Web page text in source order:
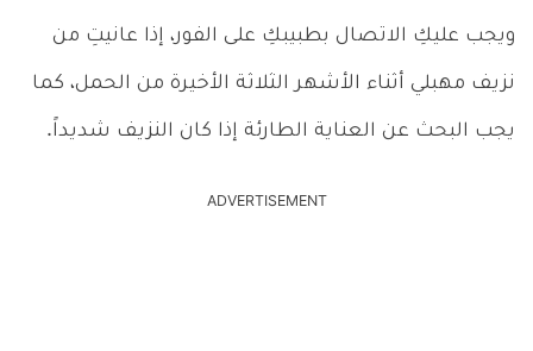
ويجب عليكِ الاتصال بطبيبكِ على الفور، إذا عانيتِ من
نزيف مهبلي أثناء الأشهر الثلاثة الأخيرة من الحمل، كما
يجب البحث عن العناية الطارئة إذا كان النزيف شديداً.
ADVERTISEMENT